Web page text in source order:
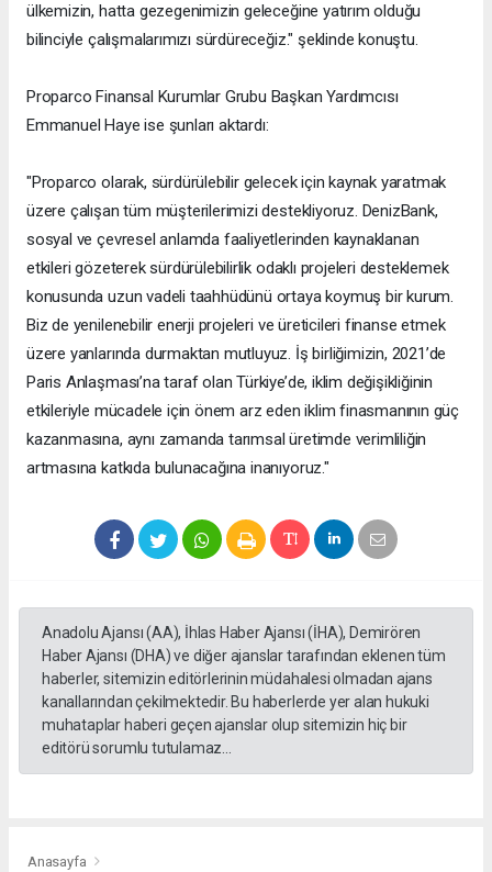
ülkemizin, hatta gezegenimizin geleceğine yatırım olduğu
bilinciyle çalışmalarımızı sürdüreceğiz." şeklinde konuştu.
Proparco Finansal Kurumlar Grubu Başkan Yardımcısı
Emmanuel Haye ise şunları aktardı:
"Proparco olarak, sürdürülebilir gelecek için kaynak yaratmak
üzere çalışan tüm müşterilerimizi destekliyoruz. DenizBank,
sosyal ve çevresel anlamda faaliyetlerinden kaynaklanan
etkileri gözeterek sürdürülebilirlik odaklı projeleri desteklemek
konusunda uzun vadeli taahhüdünü ortaya koymuş bir kurum.
Biz de yenilenebilir enerji projeleri ve üreticileri finanse etmek
üzere yanlarında durmaktan mutluyuz. İş birliğimizin, 2021’de
Paris Anlaşması’na taraf olan Türkiye’de, iklim değişikliğinin
etkileriyle mücadele için önem arz eden iklim finasmanının güç
kazanmasına, aynı zamanda tarımsal üretimde verimliliğin
artmasına katkıda bulunacağına inanıyoruz."
Anadolu Ajansı (AA), İhlas Haber Ajansı (İHA), Demirören
Haber Ajansı (DHA) ve diğer ajanslar tarafından eklenen tüm
haberler, sitemizin editörlerinin müdahalesi olmadan ajans
kanallarından çekilmektedir. Bu haberlerde yer alan hukuki
muhataplar haberi geçen ajanslar olup sitemizin hiç bir
editörü sorumlu tutulamaz...
Anasayfa